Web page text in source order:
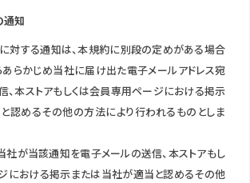
通知
対する通知は、本規約に別段の定めがある場合
あらかじめ当社に届け出た電子メールアドレス宛
、本ストアもしくは会員専用ページにおける掲示
認めるその他の方法により行われるものとしま
社が当該通知を電子メールの送信、本ストアもし
における掲示または当社が適当と認めるその他